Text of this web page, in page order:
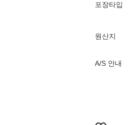
포장타입
원산지
A/S 안내